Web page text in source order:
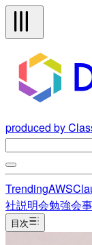
produced by
TrendingAWS
社説明会勉強会
目次